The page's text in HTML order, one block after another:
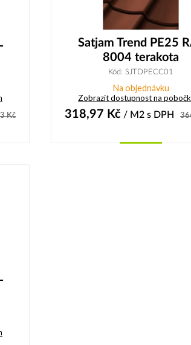
Kč
Satjam Trend PE25
8004 terakota
Kód: SJTDPECC01
Na objednávku
Zobrazit dostupnost na
318,97 Kč / M2 s DPH